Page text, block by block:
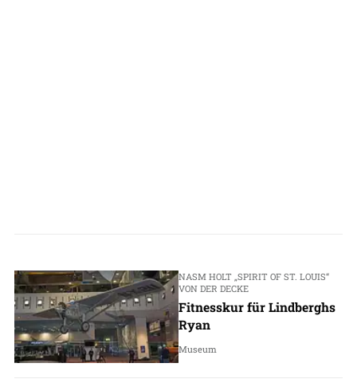
NASM HOLT „SPIRIT OF ST. LOUIS“
VON DER DECKE
Fitnesskur für Lindberghs
Ryan
Museum